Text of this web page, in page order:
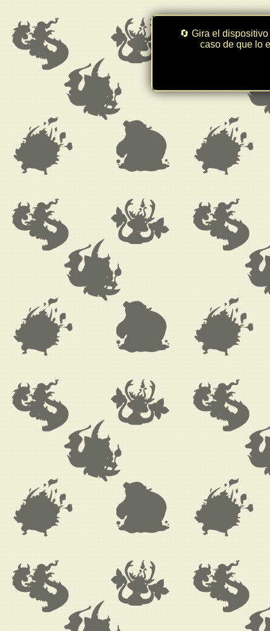
🔄 Gira el
caso de que lo